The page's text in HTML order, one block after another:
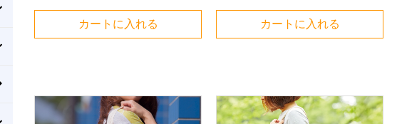
カートに入れる カートに入れる